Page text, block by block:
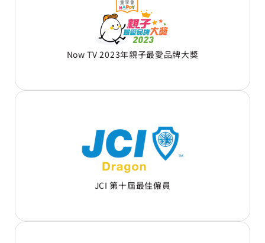
Now TV 2023年親子最愛品牌大獎
JCI 第十屆最佳僱員